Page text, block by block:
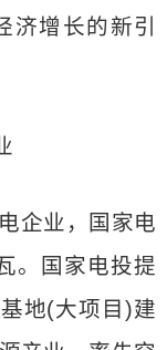
济增长的新引
企业，国家电
。国家电投提
地(大项目)建